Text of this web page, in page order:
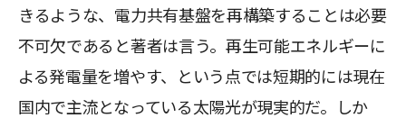
きるような、電力共有基盤を再構築することは必要
不可欠であると著者は言う。再生可能エネルギーに
よる発電量を増やす、という点では短期的には現在
国内で主流となっている太陽光が現実的だ。しか